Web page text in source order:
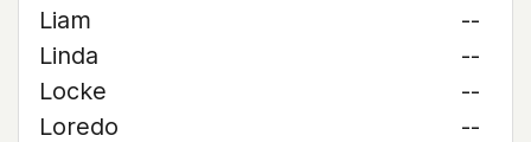
Liam
--
Linda
--
Locke
--
Loredo
--